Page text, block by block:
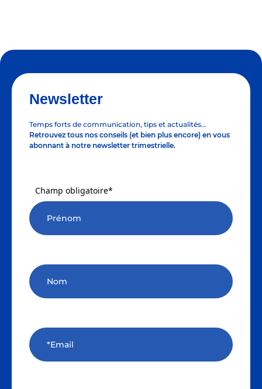
Newsletter
Temps forts de communication, tips et actualités…
Retrouvez tous nos conseils (et bien plus encore) en vous
abonnant à notre newsletter trimestrielle.
Champ obligatoire*